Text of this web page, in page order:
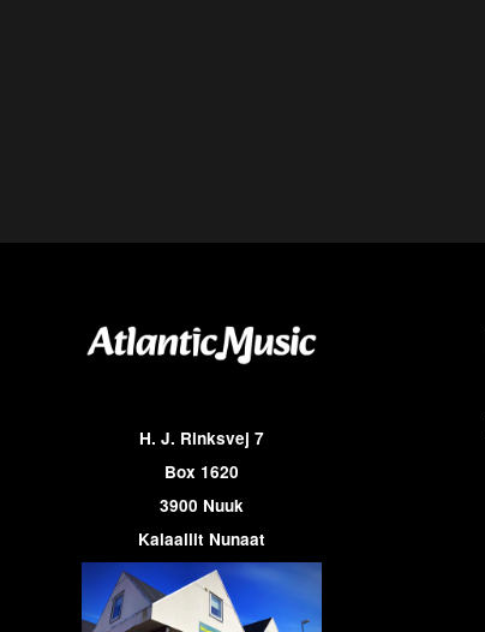
H. J. Rinksvej 7
Box 1620
3900 Nuuk
Kalaallit Nunaat